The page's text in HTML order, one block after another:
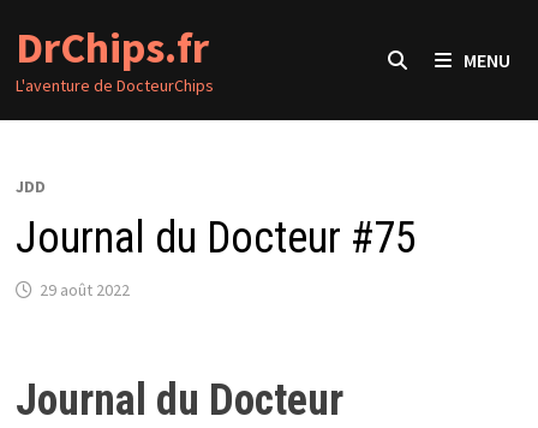
contenu
DrChips.fr
L'aventure de DocteurChips
MENU
JDD
Journal du Docteur #75
29 août 2022
Journal du Docteur